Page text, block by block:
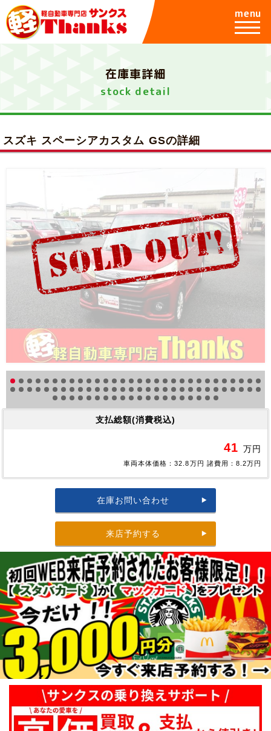
menu
在庫車詳細
stock detail
スズキ スペーシアカスタム GSの詳細
支払総額(消費税込)
41 万円
車両本体価格：32.8万円 諸費用：8.2万円
在庫お問い合わせ
来店予約する